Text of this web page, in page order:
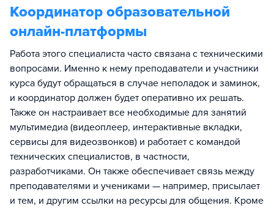
Координатор образовательной
онлайн-платформы
Работа этого специалиста часто связана с техническими
вопросами. Именно к нему преподаватели и участники
курса будут обращаться в случае неполадок и заминок,
и координатор должен будет оперативно их решать.
Также он настраивает все необходимые для занятий
мультимедиа (видеоплеер, интерактивные вкладки,
сервисы для видеозвонков) и работает с командой
технических специалистов, в частности,
разработчиками. Он также обеспечивает связь между
преподавателями и учениками — например, присылает
и тем, и другим ссылки на ресурсы для общения. Кроме